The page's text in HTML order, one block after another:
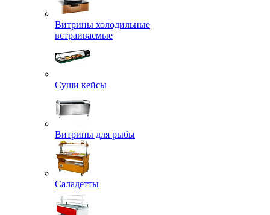
Витрины холодильные
встраиваемые
Суши кейсы
Витрины для рыбы
Саладетты